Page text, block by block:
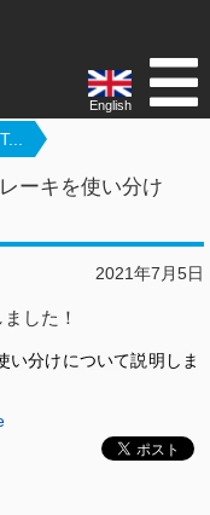
English
ーキを使い分け
2021年7月5日
した！
い分けについて説明しま